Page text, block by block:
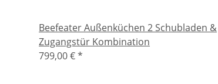
Beefeater Außenküchen 2 Schubladen &
Zugangstür Kombination
799,00 €*